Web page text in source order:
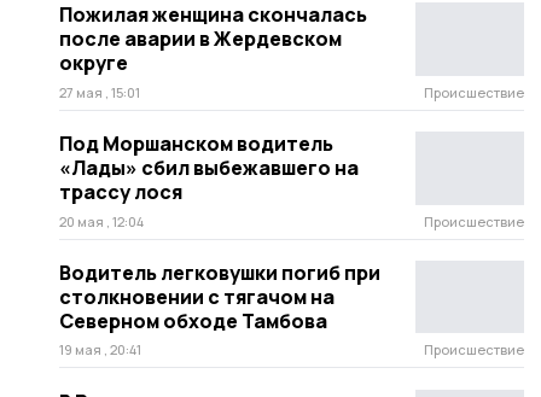
Пожилая женщина скончалась
после аварии в Жердевском
округе
27 мая , 15:01 Происшествие
Под Моршанском водитель
«Лады» сбил выбежавшего на
трассу лося
20 мая , 12:04 Происшествие
Водитель легковушки погиб при
столкновении с тягачом на
Северном обходе Тамбова
19 мая , 20:41 Происшествие